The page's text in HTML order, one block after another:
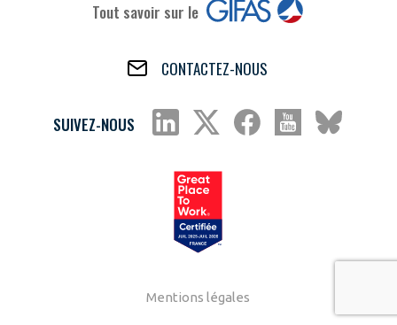
Tout savoir sur le
CONTACTEZ-NOUS
SUIVEZ-NOUS
Mentions légales